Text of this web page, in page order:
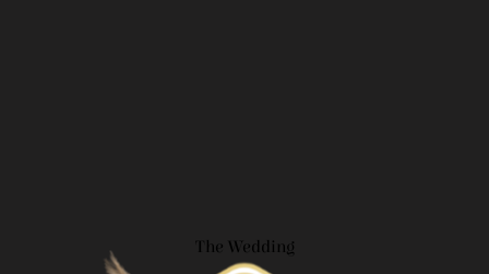
The Wedding